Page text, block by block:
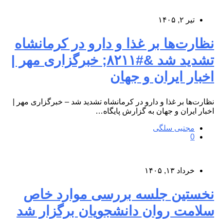
تیر ۲, ۱۴۰۵
نظارت‌ها بر غذا و دارو در کرمانشاه
تشدید شد &#۸۲۱۱; خبرگزاری مهر |
اخبار ایران و جهان
نظارت‌ها بر غذا و دارو در کرمانشاه تشدید شد – خبرگزاری مهر |
اخبار ایران و جهان به گزارش پایگاه…
مجتبی سلگی
0
خرداد ۱۳, ۱۴۰۵
نخستین جلسه بررسی موارد خاص
سلامت روان دانشجویان برگزار شد